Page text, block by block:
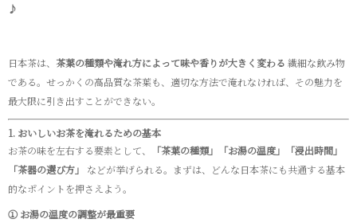
♪
日本茶は、 茶葉の種類や淹れ方によって味や香りが大きく変わる 繊細な飲み物
である。せっかくの高品質な茶葉も、適切な方法で淹れなければ、その魅力を
最大限に引き出すことができない。
1. おいしいお茶を淹れるための基本
お茶の味を左右する要素として、
「茶葉の種類」「お湯の温度」「浸出時間」
「茶器の選び方」
などが挙げられる。まずは、どんな日本茶にも共通する基本
的なポイントを押さえよう。
① お湯の温度の調整が最重要